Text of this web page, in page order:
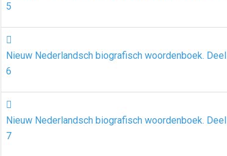
5

Nieuw Nederlandsch biografisch woordenboek. Deel
6

Nieuw Nederlandsch biografisch woordenboek. Deel
7